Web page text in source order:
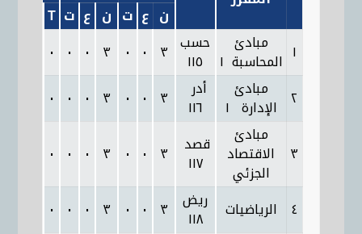
T ت ع ن ت ع ن
٠ ٠ ٠ ٣ ٠ ٠ ٣ حسب
١١٥
مبادئ
المحاسبة ١ ١
٠ ٠ ٠ ٣ ٠ ٠ ٣ ١١٦
مبادئ
الإدارة ‏١‏ ٢
٠ ٠ ٠ ٣ ٠ ٠ ٣ قصد
١١٧
مبادئ
الاقتصاد
الجزئي
٣
٠ ٠ ٠ ٣ ٠ ٠ ٣ ريض
١١٨ الرياضيات ٤